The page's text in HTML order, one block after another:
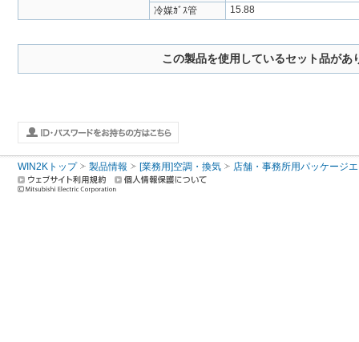
冷媒ｶﾞｽ管
15.88
この製品を使用しているセット品があ
WIN2Kトップ 製品情報 [業務用]空調・換気 店舗・事務所用パッケージ